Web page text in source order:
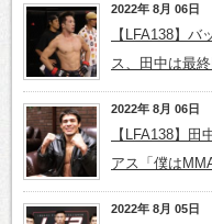
2022年 8月 06日
【LFA138】
ス、田中は最
2022年 8月 06日
【LFA138】
アス「僕は
2022年 8月 05日